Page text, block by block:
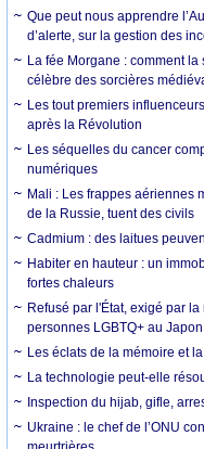
Que peut nous apprendre
d’alerte, sur la gestion des
La fée Morgane : comment
célèbre des sorcières
Les tout premiers
après la Révolution
Les séquelles du cancer
numériques
Mali : Les frappes aériennes
de la Russie, tuent des civils
Cadmium : des laitues
Habiter en hauteur : un
fortes chaleurs
Refusé par l'État, exigé par
personnes LGBTQ+ au Japon
Les éclats de la mémoire et
La technologie peut-elle
Inspection du hijab, gifle,
Ukraine : le chef de l’ONU